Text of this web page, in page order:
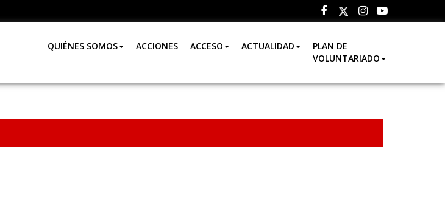
Facebook
Twitter
Instagram
Youtube
QUIÉNES SOMOS ACCIONES ACCESO ACTUALIDAD
PLAN DE
VOLUNTARIADO